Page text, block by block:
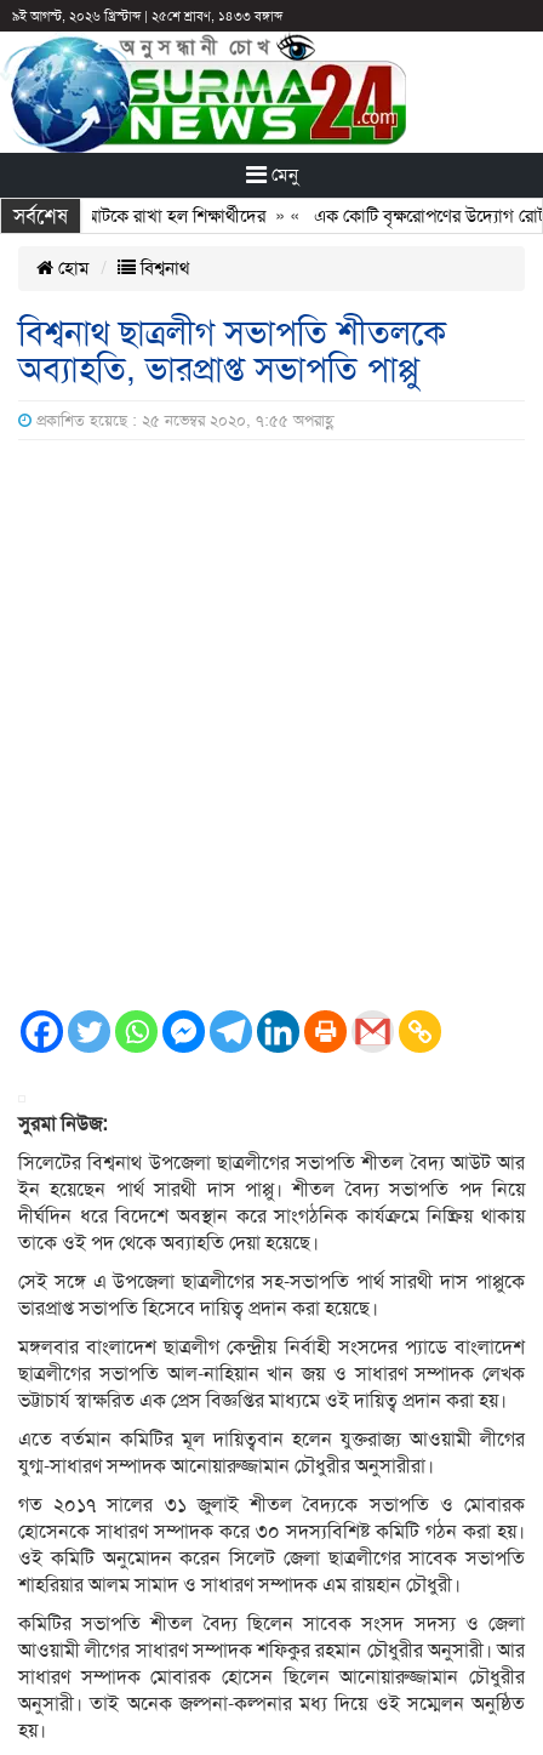
৯ই আগস্ট, ২০২৬ খ্রিস্টাব্দ| ২৫শে শ্রাবণ, ১৪৩৩ বঙ্গাব্দ
মেনু
সর্বশেষ
পরও আটকে রাখা হল শিক্ষার্থীদের» «এক কোটি বৃক্ষরোপণের উদ্যোগ
হোম বিশ্বনাথ
বিশ্বনাথ ছাত্রলীগ সভাপতি শীতলকে
অব্যাহতি, ভারপ্রাপ্ত সভাপতি পাপ্পু
প্রকাশিত হয়েছে : ২৫ নভেম্বর ২০২০, ৭:৫৫ অপরাহ্ণ
সুরমা নিউজ:
সিলেটের বিশ্বনাথ উপজেলা ছাত্রলীগের সভাপতি শীতল বৈদ্য আউট আর
ইন হয়েছেন পার্থ সারথী দাস পাপ্পু। শীতল বৈদ্য সভাপতি পদ নিয়ে
দীর্ঘদিন ধরে বিদেশে অবস্থান করে সাংগঠনিক কার্যক্রমে নিষ্ক্রিয় থাকায়
তাকে ওই পদ থেকে অব্যাহতি দেয়া হয়েছে।
সেই সঙ্গে এ উপজেলা ছাত্রলীগের সহ-সভাপতি পার্থ সারথী দাস পাপ্পুকে
ভারপ্রাপ্ত সভাপতি হিসেবে দায়িত্ব প্রদান করা হয়েছে।
মঙ্গলবার বাংলাদেশ ছাত্রলীগ কেন্দ্রীয় নির্বাহী সংসদের প্যাডে বাংলাদেশ
ছাত্রলীগের সভাপতি আল-নাহিয়ান খান জয় ও সাধারণ সম্পাদক লেখক
ভট্টাচার্য স্বাক্ষরিত এক প্রেস বিজ্ঞপ্তির মাধ্যমে ওই দায়িত্ব প্রদান করা হয়।
এতে বর্তমান কমিটির মূল দায়িত্ববান হলেন যুক্তরাজ্য আওয়ামী লীগের
যুগ্ম-সাধারণ সম্পাদক আনোয়ারুজ্জামান চৌধুরীর অনুসারীরা।
গত ২০১৭ সালের ৩১ জুলাই শীতল বৈদ্যকে সভাপতি ও মোবারক
হোসেনকে সাধারণ সম্পাদক করে ৩০ সদস্যবিশিষ্ট কমিটি গঠন করা হয়।
ওই কমিটি অনুমোদন করেন সিলেট জেলা ছাত্রলীগের সাবেক সভাপতি
শাহরিয়ার আলম সামাদ ও সাধারণ সম্পাদক এম রায়হান চৌধুরী।
কমিটির সভাপতি শীতল বৈদ্য ছিলেন সাবেক সংসদ সদস্য ও জেলা
আওয়ামী লীগের সাধারণ সম্পাদক শফিকুর রহমান চৌধুরীর অনুসারী। আর
সাধারণ সম্পাদক মোবারক হোসেন ছিলেন আনোয়ারুজ্জামান চৌধুরীর
অনুসারী। তাই অনেক জল্পনা-কল্পনার মধ্য দিয়ে ওই সম্মেলন অনুষ্ঠিত
হয়।